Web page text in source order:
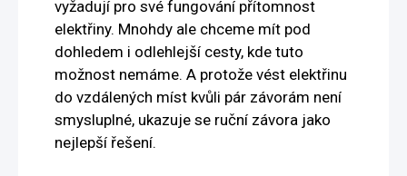
vyžadují pro své fungování přítomnost
elektřiny. Mnohdy ale chceme mít pod
dohledem i odlehlejší cesty, kde tuto
možnost nemáme. A protože vést elektřinu
do vzdálených míst kvůli pár závorám není
smysluplné, ukazuje se ruční závora jako
nejlepší řešení.